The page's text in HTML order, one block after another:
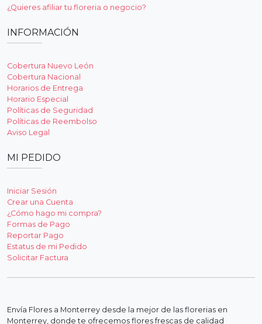
¿Quieres afiliar tu floreria o negocio?
INFORMACIÓN
Cobertura Nuevo León
Cobertura Nacional
Horarios de Entrega
Horario Especial
Políticas de Seguridad
Políticas de Reembolso
Aviso Legal
MI PEDIDO
Iniciar Sesión
Crear una Cuenta
¿Cómo hago mi compra?
Formas de Pago
Reportar Pago
Estatus de mi Pedido
Solicitar Factura
Envía Flores a Monterrey desde la mejor de las florerias en
Monterrey, donde te ofrecemos flores frescas de calidad